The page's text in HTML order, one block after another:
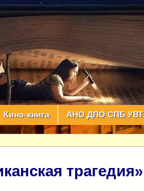
Кино-книга АНО ДПО СПБ УВТ
трагедия»